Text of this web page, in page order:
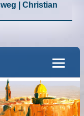
| Christian